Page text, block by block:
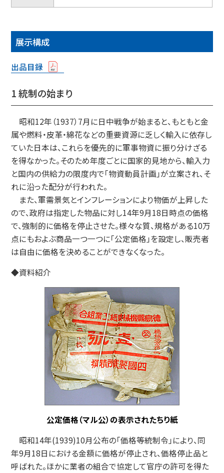
展示構成
出品目録
1 統制の始まり
昭和12年（1937）7月に日中戦争が始まると、もともと金
属や燃料・皮革・綿花などの重要資源に乏しく輸入に依存し
ていた日本は、これらを優先的に軍事物資に振り分けざる
を得なかった。そのため年度ごとに国家的見地から、輸入力
と国内の供給力の限度内で「物資動員計画」が立案され、そ
れに沿った配分が行われた。
また、軍需景気とインフレーションにより物価が上昇した
ので、政府は指定した物品に対し14年9月18日時点の価格
で、強制的に価格を停止させた。様々な質、規格がある10万
点にもおよぶ商品一つ一つに「公定価格」を設定し、販売者
は自由に価格を決めることができなくなった。
◆資料紹介
公定価格（マル公）の表示されたちり紙
昭和14年(1939)10月公布の「価格等統制令」により、同
年9月18日における金額に価格が停止され、価格停止品と
呼ばれた。ほかに業者の組合で協定して官庁の許可を得た